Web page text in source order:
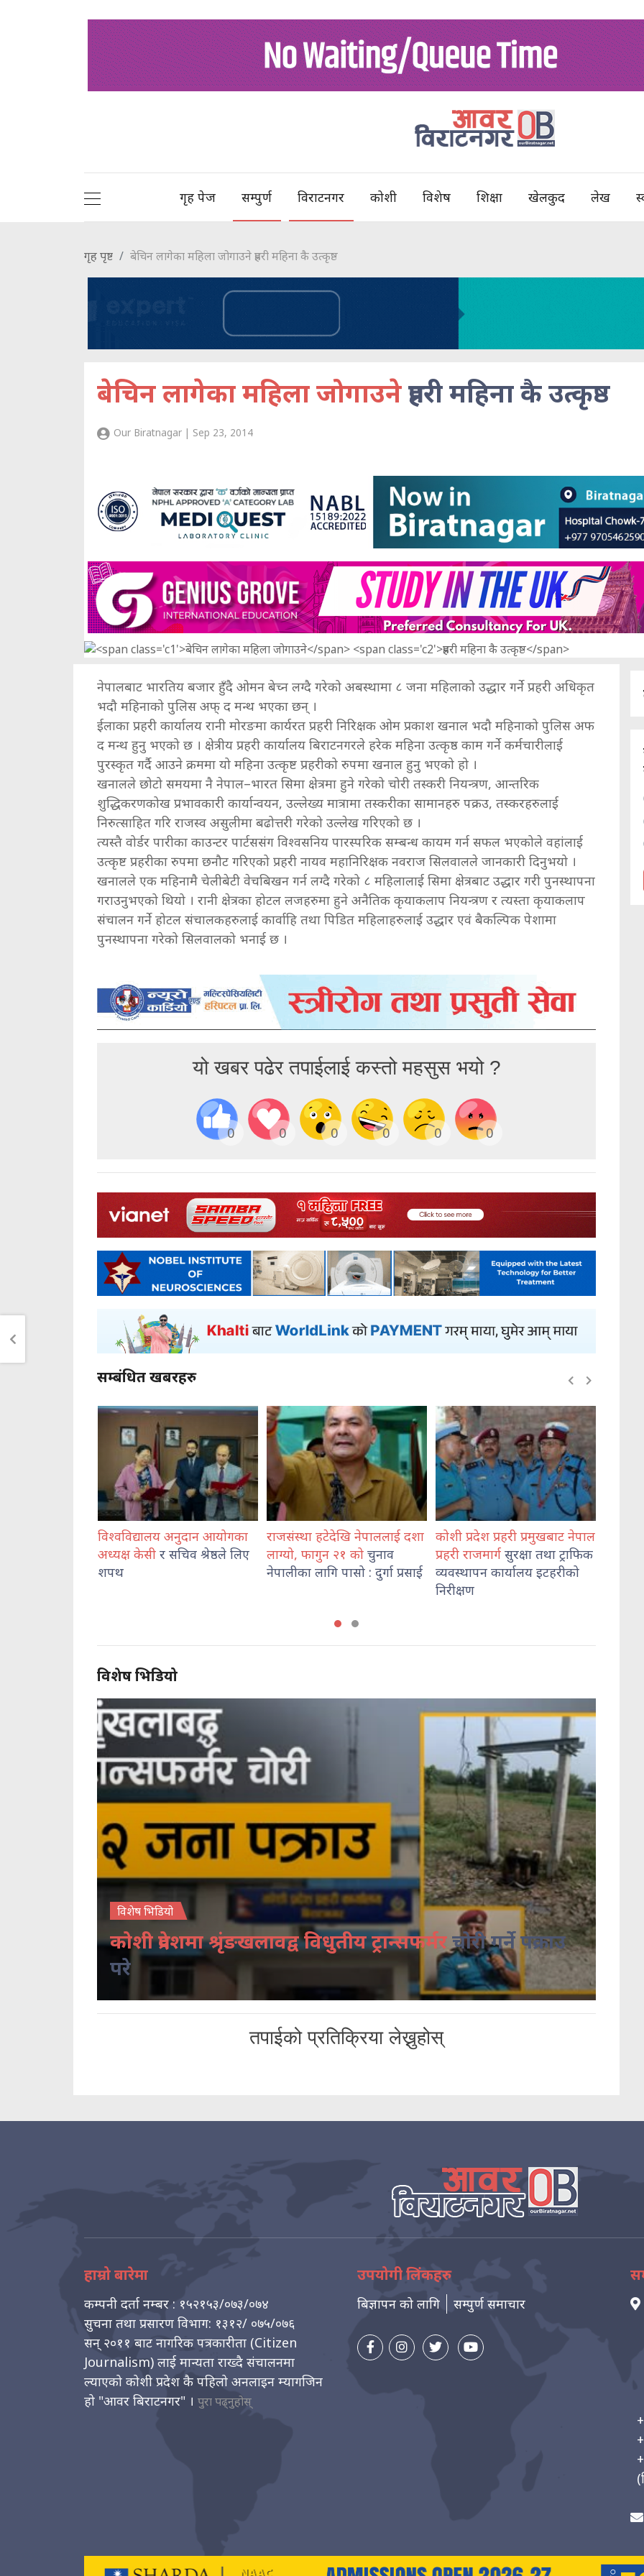
गृह पेज सम्पुर्ण विराटनगर कोशी विशेष शिक्षा खेलकुद लेख
गृह पृष्ट बेचिन लागेका महिला जोगाउने प्रहरी महिना कै उत्कृष्ठ
बेचिन लागेका महिला जोगाउनेप्रहरी महिना कै उत्कृष्ठ
Our Biratnagar | Sep 23, 2014
नेपालबाट भारतिय बजार हुँदै ओमन बेच्न लग्दै गरेको अबस्थामा ८ जना महिलाको उद्धार गर्ने प्रहरी अधिकृत
भदौ महिनाको पुलिस अफ् द मन्थ भएका छन् ।
ईलाका प्रहरी कार्यालय रानी मोरङमा कार्यरत प्रहरी निरिक्षक ओम प्रकाश खनाल भदौ महिनाको पुलिस अफ
द मन्थ हुनु भएको छ । क्षेत्रीय प्रहरी कार्यालय बिराटनगरले हरेक महिना उत्कृष्ठ काम गर्ने कर्मचारीलाई
पुरस्कृत गर्दै आउने क्रममा यो महिना उत्कृष्ट प्रहरीको रुपमा खनाल हुनु भएको हो ।
खनालले छोटो समयमा नै नेपाल–भारत सिमा क्षेत्रमा हुने गरेको चोरी तस्करी नियन्त्रण, आन्तरिक
शुद्धिकरणकोख प्रभावकारी कार्यान्वयन, उल्लेख्य मात्रामा तस्करीका सामानहरु पक्रउ, तस्करहरुलाई
निरुत्साहित गरि राजस्व असुलीमा बढोत्तरी गरेको उल्लेख गरिएको छ ।
त्यस्तै वोर्डर पारीका काउन्टर पार्टससंग विश्वसनिय पारस्परिक सम्बन्ध कायम गर्न सफल भएकोले वहांलाई
उत्कृष्ट प्रहरीका रुपमा छनौट गरिएको प्रहरी नायव महानिरिक्षक नवराज सिलवालले जानकारी दिनुभयो ।
खनालले एक महिनामै चेलीबेटी वेचबिखन गर्न लग्दै गरेको ८ महिलालाई सिमा क्षेत्रबाट उद्धार गरी पुनस्थापना
गराउनुभएको थियो । रानी क्षेत्रका होटल लजहरुमा हुने अनैतिक कृयाकलाप नियन्त्रण र त्यस्ता कृयाकलाप
संचालन गर्ने होटल संचालकहरुलाई कार्वाहि तथा पिडित महिलाहरुलाई उद्धार एवं बैकल्पिक पेशामा
पुनस्थापना गरेको सिलवालको भनाई छ ।
यो खबर पढेर तपाईलाई कस्तो महसुस भयो ?
0 0 0 0 0 0
सम्बंधित खबरहरु
विश्वविद्यालय अनुदान आयोगका
अध्यक्ष केसी र सचिव श्रेष्ठले लिए
राजसंस्था हटेदेखि नेपाललाई दशा
लाग्यो, फागुन २१ को चुनाव
नेपालीका लागि पासो : दुर्गा प्रसाई
कोशी प्रदेश प्रहरी प्रमुखबाट नेपाल
प्रहरी राजमार्ग सुरक्षा तथा ट्राफिक
व्यवस्थापन कार्यालय इटहरीको
भेडेटारबाट ६४७
दुई जना पक्राउ
विशेष भिडियो
विशेष भिडियो
कोशी प्रदेशमा श्रृंङखलावद्व विधुतीय ट्रान्सफर्मरचोरी गर्ने पक्राउ
परे
तपाईको प्रतिक्रिया लेख्नुहोस्
हाम्रो बारेमा
कम्पनी दर्ता नम्बर : १५२१५३/०७३/०७४
सुचना तथा प्रसारण विभाग: १३१२/ ०७५/०७६
सन् २०११ बाट नागरिक पत्रकारीता (Citizen
Journalism) लाई मान्यता राख्दै संचालनमा
ल्याएको कोशी प्रदेश कै पहिलो अनलाइन म्यागजिन
हो "आवर बिराटनगर" । पुरा पढ्नुहोस्
उपयोगी लिंकहरु
बिज्ञापन को लागि सम्पुर्ण समाचार